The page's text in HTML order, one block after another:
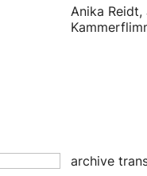
Anika
archive